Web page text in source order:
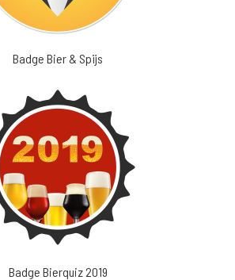
Badge Bier & Spijs
Badge Bierquiz 2019